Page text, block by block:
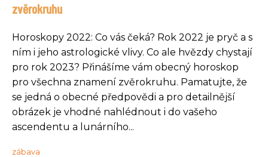
zvěrokruhu
Horoskopy 2022: Co vás čeká? Rok 2022 je pryč a s
ním i jeho astrologické vlivy. Co ale hvězdy chystají
pro rok 2023? Přinášíme vám obecný horoskop
pro všechna znamení zvěrokruhu. Pamatujte, že
se jedná o obecné předpovědi a pro detailnější
obrázek je vhodné nahlédnout i do vašeho
ascendentu a lunárního...
zábava